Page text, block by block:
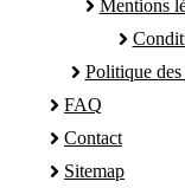
Mentions
Politique
FAQ
Contact
Sitemap